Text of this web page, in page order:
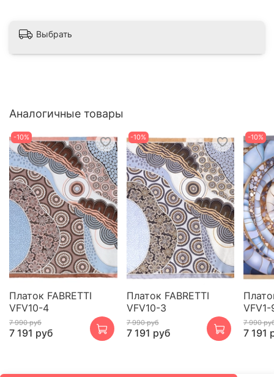
Выбрать
Аналогичные товары
-10%
Платок FABRETTI
VFV10-4
7 990 руб
7 191 руб
-10%
Платок FABRETTI
VFV10-3
7 990 руб
7 191 руб
-10%
VFV1-
7 990
7 191